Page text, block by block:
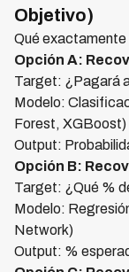
Objetivo)
Qué
Opción A:
Target: ¿Pagará
Modelo:
Forest, XGBoost)
Output:
Opción B:
Target: ¿Qué %
Modelo:
Network)
Output: %